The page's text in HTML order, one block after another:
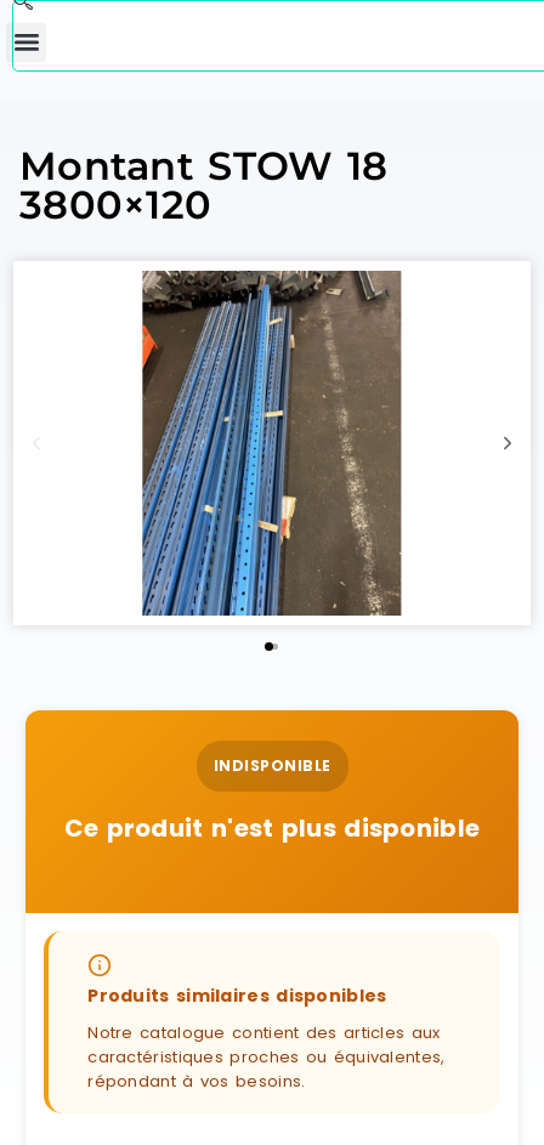
Montant STOW 18
3800×120
INDISPONIBLE
Ce produit n'est plus disponible
Produits similaires disponibles
Notre catalogue contient des articles aux
caractéristiques proches ou équivalentes,
répondant à vos besoins.